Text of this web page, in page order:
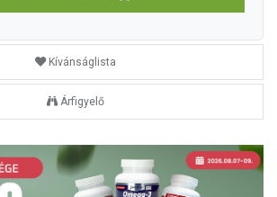
Kívánságlista
Árfigyelő